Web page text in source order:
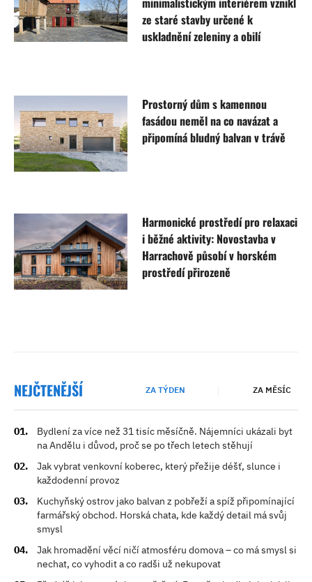
ze staré stavby určené k
uskladnění zeleniny a obilí
Prostorný dům s kamennou
fasádou neměl na co navázat a
připomíná bludný balvan v trávě
Harmonické prostředí pro relaxaci
i běžné aktivity: Novostavba v
Harrachově působí v horském
prostředí přirozeně
NEJČTENĚJŠÍ ZA TÝDEN ZA MĚSÍC
Bydlení za více než 31 tisíc měsíčně. Nájemníci ukázali byt
na Andělu i důvod, proč se po třech letech stěhují
Jak vybrat venkovní koberec, který přežije déšť, slunce i
každodenní provoz
Kuchyňský ostrov jako balvan z pobřeží a spíž připomínající
farmářský obchod. Horská chata, kde každý detail má svůj
smysl
Jak hromadění věcí ničí atmosféru domova – co má smysl si
nechat, co vyhodit a co radši už nekupovat